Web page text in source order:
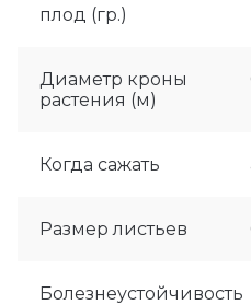
плод (гр.)
Диаметр кроны
растения (м)
Когда сажать
Размер листьев
Болезнеустойчивость